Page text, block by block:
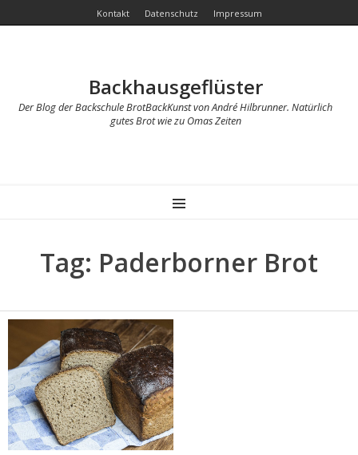
Kontakt Datenschutz Impressum
Backhausgeflüster
Der Blog der Backschule BrotBackKunst von André Hilbrunner. Natürlich
gutes Brot wie zu Omas Zeiten
MENU
Tag: Paderborner Brot